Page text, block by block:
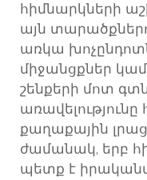
հիմնարկների
այն
առկա
միջանցքներ կամ
շենքերի մոտ
քաղաքային
ժամանակ, երբ
պետք է